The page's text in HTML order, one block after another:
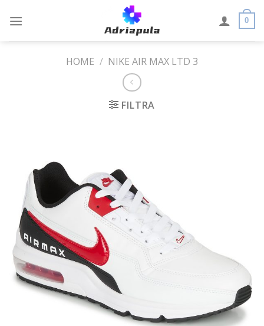
0
HOME / NIKE AIR MAX LTD 3
FILTRA